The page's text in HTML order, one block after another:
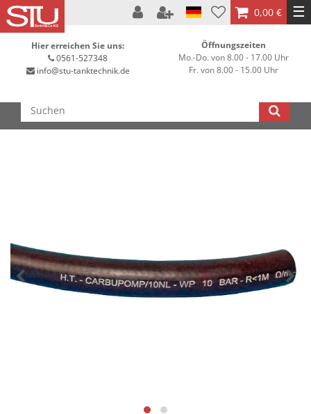
0,00 € ☰
Hier erreichen Sie uns:
0561-527348
info@stu-tanktechnik.de
Öffnungszeiten
Mo.-Do. von 8.00 - 17.00 Uhr
Fr. von 8.00 - 15.00 Uhr